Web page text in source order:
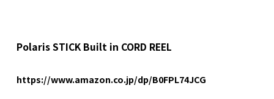
Polaris STICK Built in CORD REEL
https://www.amazon.co.jp/dp/B0FPL74JCG